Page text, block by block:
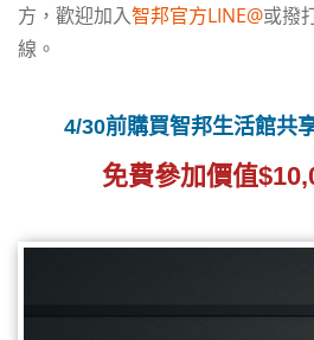
方，歡迎加入智邦官方LINE@或撥
線。
4/30前購買智邦生活館共
免費參加價值